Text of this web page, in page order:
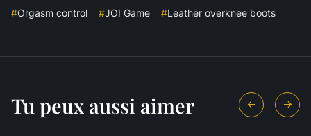
#Orgasm control #JOI Game #Leather overknee boots
Tu peux aussi aimer